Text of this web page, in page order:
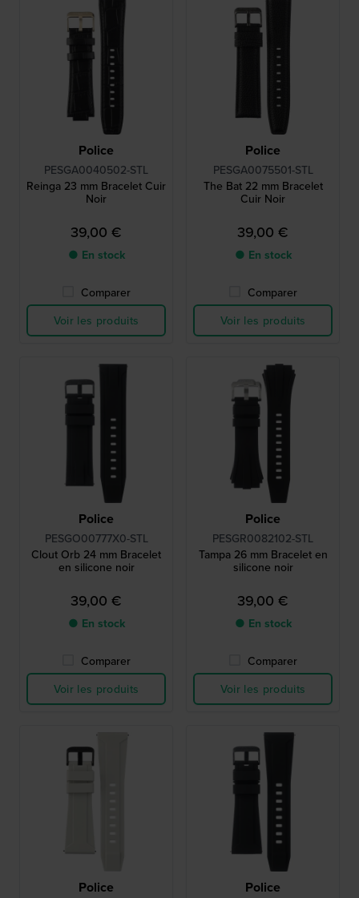
Police
PESGA0040502-STL
Reinga 23 mm Bracelet Cuir
Noir
39,00 €
● En stock
Comparer
Voir les produits
Police
PESGA0075501-STL
The Bat 22 mm Bracelet
Cuir Noir
39,00 €
● En stock
Comparer
Voir les produits
Police
PESGO00777X0-STL
Clout Orb 24 mm Bracelet
en silicone noir
39,00 €
● En stock
Comparer
Voir les produits
Police
PESGR0082102-STL
Tampa 26 mm Bracelet en
silicone noir
39,00 €
● En stock
Comparer
Voir les produits
Police Police